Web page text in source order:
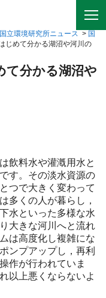
国立環境研究所ニュース > 国
じめて分かる湖沼や河川の
て分かる湖沼や
飲料水や灌漑用水と
す。その淡水資源の
つで大きく変わって
多くの人が暮らし，
水といった多様な水
大きな河川へと流れ
は高度化し複雑にな
ンプアップし，再利
作が行われていま
以上悪くならないよ